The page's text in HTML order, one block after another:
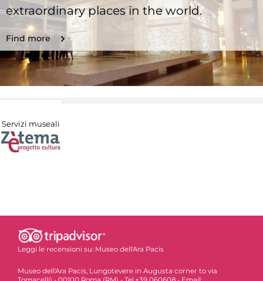
extraordinary places in the world.
Find more
Servizi museali
Leggi le recensioni su: Museo dell'Ara Pacis
Museo dell'Ara Pacis, Lungotevere in Augusta corner to via